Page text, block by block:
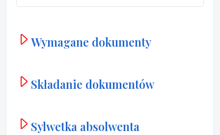
Wymagane dokumenty
Składanie dokumentów
Sylwetka absolwenta